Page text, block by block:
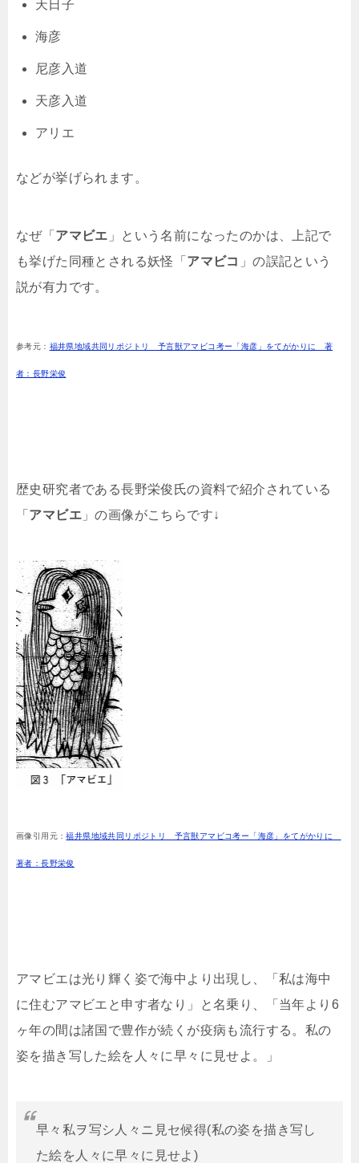
天日子
海彦
尼彦入道
天彦入道
アリエ
などが挙げられます。
なぜ「 アマビエ 」という名前になったのかは、上記で
も挙げた同種とされる妖怪「 アマビコ 」の誤記という
説が有力です。
参考元： 福井県地域共同リポジトリ 予言獣アマビコ考ー「海彦」をてがかりに 著
者：長野栄俊
歴史研究者である長野栄俊氏の資料で紹介されている
「 アマビエ 」の画像がこちらです↓
画像引用元：福井県地域共同リポジトリ 予言獣アマビコ考ー「海彦」をてがかりに
著者：長野栄俊
アマビエは光り輝く姿で海中より出現し、「私は海中
に住むアマビエと申す者なり」と名乗り、「当年より6
ヶ年の間は諸国で豊作が続くが疫病も流行する。私の
姿を描き写した絵を人々に早々に見せよ。」
早々私ヲ写シ人々ニ見セ候得(私の姿を描き写し
た絵を人々に早々に見せよ)